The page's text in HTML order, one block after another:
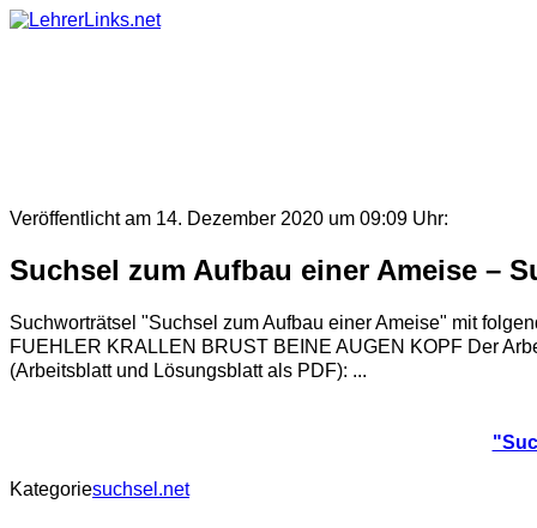
Skip
Veröffentlicht am 14. Dezember 2020 um 09:09 Uhr:
Suchsel zum Aufbau einer Ameise –
Suchworträtsel "Suchsel zum Aufbau einer Ameise" mit
FUEHLER KRALLEN BRUST BEINE AUGEN KOPF Der
(Arbeitsblatt und Lösungsblatt als PDF): ...
Kategoriesuchsel.net